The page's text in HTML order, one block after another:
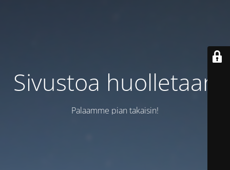
Sivustoa huolletaan
Palaamme pian takaisin!